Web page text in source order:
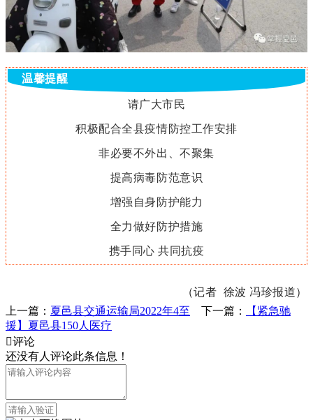
温馨提醒
请广大市民
积极配合全县疫情防控工作安排
非必要不外出、不聚集
提高病毒防范意识
增强自身防护能力
全力做好防护措施
携手同心 共同抗疫
（记者 徐波 冯珍报道）
上一篇： 夏邑县交通运输局2022年4至 下一篇：
【紧急驰
援】夏邑县150人医疗
评论
还没有人评论此条信息！